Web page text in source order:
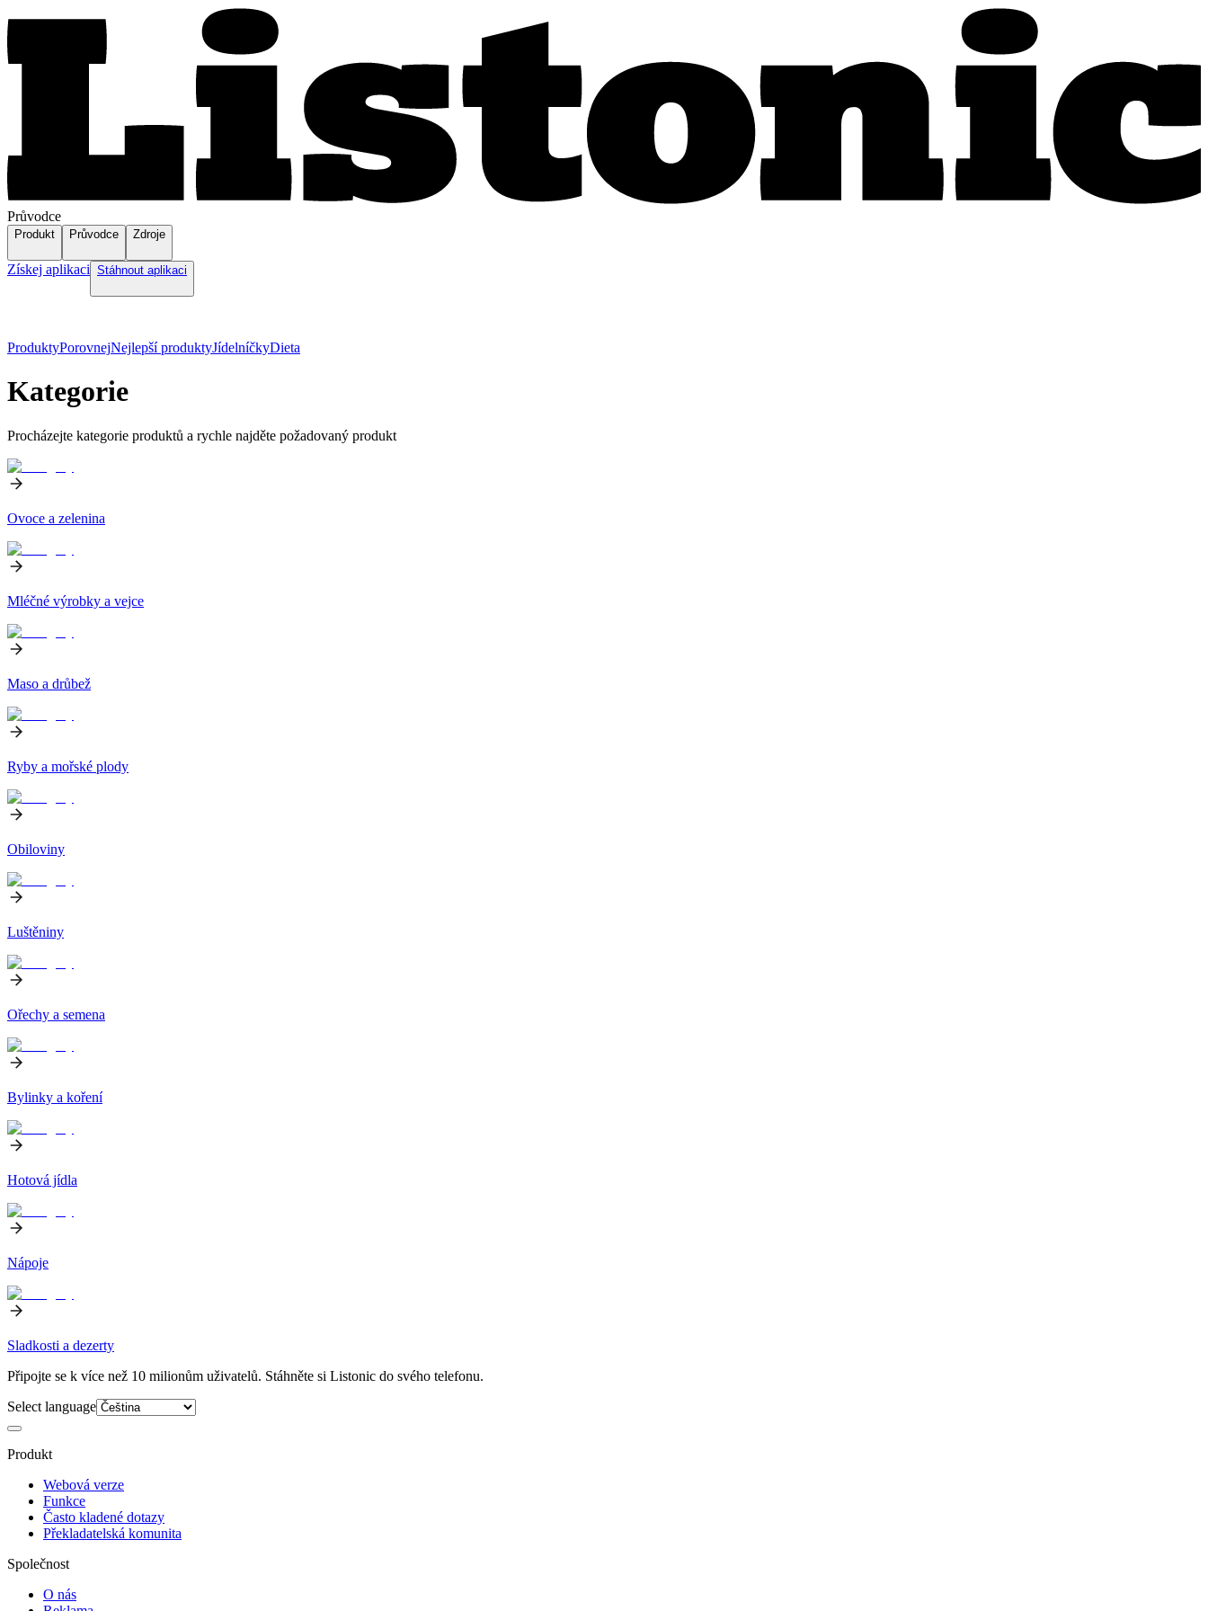
Průvodce
Produkt Průvodce Zdroje
Získej aplikaci Stáhnout aplikaci
ProduktyPorovnejNejlepší produktyJídelníčkyDieta
Kategorie
Procházejte kategorie produktů a rychle najděte požadovaný produkt
Ovoce a zelenina
Mléčné výrobky a vejce
Maso a drůbež
Ryby a mořské plody
Obiloviny
Luštěniny
Ořechy a semena
Bylinky a koření
Hotová jídla
Nápoje
Sladkosti a dezerty
Připojte se k více než 10 milionům uživatelů. Stáhněte si Listonic do svého telefonu.
Select language
Produkt
Webová verze
Funkce
Často kladené dotazy
Překladatelská komunita
Společnost
O nás